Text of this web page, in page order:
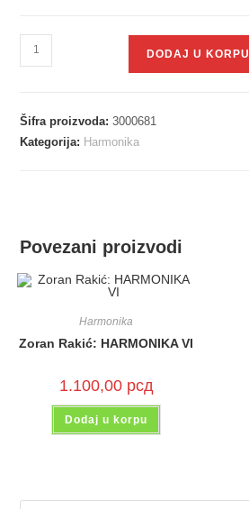
DODAJ U KORPU
Šifra proizvoda:3000681
Kategorija: Harmonika
Povezani proizvodi
Harmonika
Zoran Rakić: HARMONIKA VI
1.100,00 рсд
Dodaj u korpu